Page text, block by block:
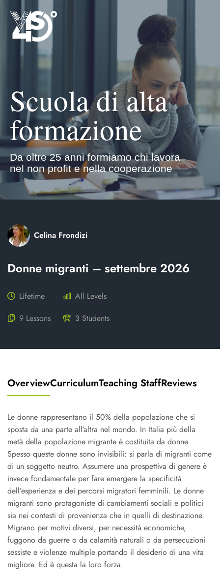
Scuola di alta
formazione
Da oltre 25 anni formiamo chi lavora
nel non profit e nella cooperazione
Celina Frondizi
Donne migranti – settembre 2026
Lifetime
All Levels
9 Lessons
3 Students
OverviewCurriculumTeaching StaffReviews
Le donne rappresentano il 50% della popolazione che si
sposta da una parte all’altra nel mondo. In Italia più della
metà della popolazione migrante è costituita da donne.
Spesso queste donne sono invisibili: si parla di migranti come
di un soggetto neutro. Assumere una prospettiva di genere è
invece fondamentale per fare emergere la specificità
dell’esperienza e dei percorsi migratori femminili. Le donne
migranti sono protagoniste di cambiamenti sociali e politici
sia nei contesti di provenienza che in quelli di destinazione.
Migrano per motivi diversi, per necessità economiche,
fuggono da guerre o da calamità naturali o da persecuzioni
sessiste e violenze multiple portando il desiderio di una vita
migliore. Ed è questa la loro forza.